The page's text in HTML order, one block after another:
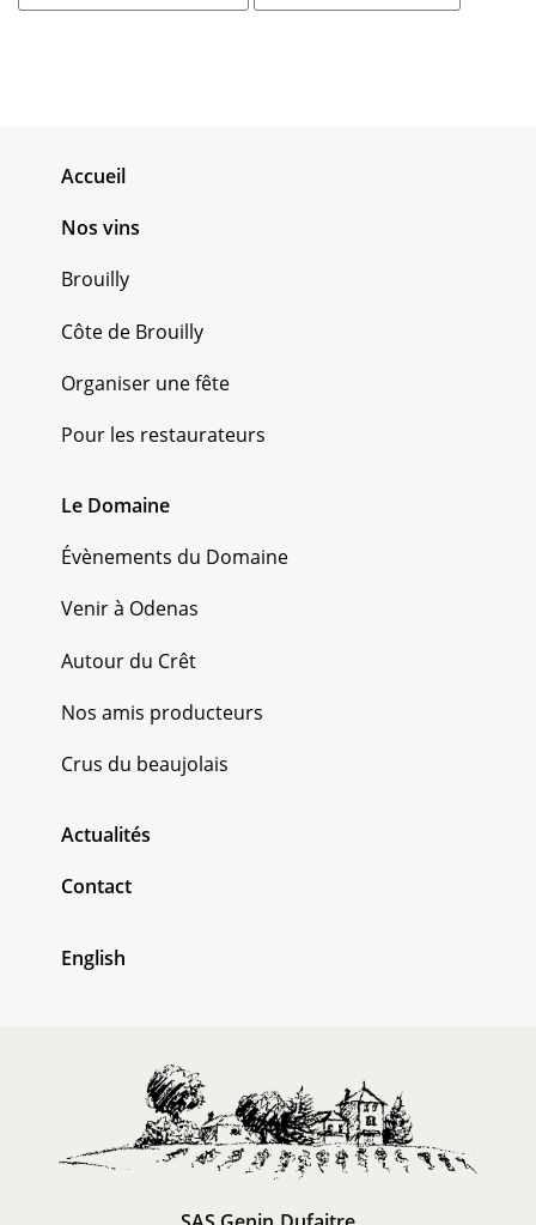
Accueil
Nos vins
Brouilly
Côte de Brouilly
Organiser une fête
Pour les restaurateurs
Le Domaine
Évènements du Domaine
Venir à Odenas
Autour du Crêt
Nos amis producteurs
Crus du beaujolais
Actualités
Contact
English